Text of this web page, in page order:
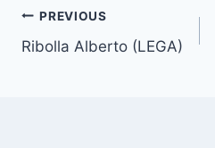
a
g
Post
navigation
PREVIOUS
Ribolla Alberto (LEGA)